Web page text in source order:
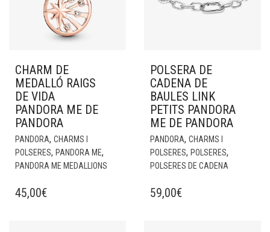
CHARM DE
MEDALLÓ RAIGS
DE VIDA
PANDORA ME DE
PANDORA
PANDORA, CHARMS I
POLSERES, PANDORA ME,
PANDORA ME MEDALLIONS
45,00€
POLSERA DE
CADENA DE
BAULES LINK
PETITS PANDORA
ME DE PANDORA
PANDORA, CHARMS I
POLSERES, POLSERES,
POLSERES DE CADENA
59,00€